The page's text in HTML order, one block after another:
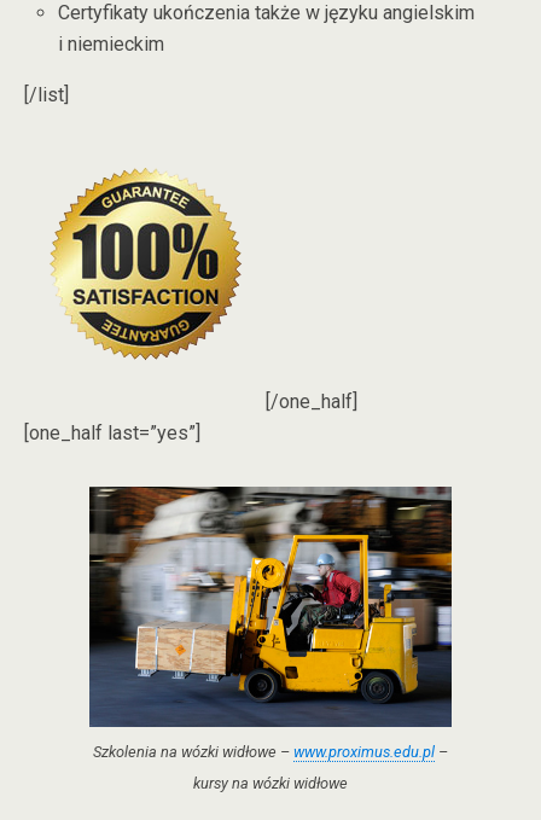
Certyfikaty ukończenia także w języku angielskim
i niemieckim
[/list]
[/one_half]
[one_half last=”yes”]
Szkolenia na wózki widłowe – www.proximus.edu.pl –
kursy na wózki widłowe